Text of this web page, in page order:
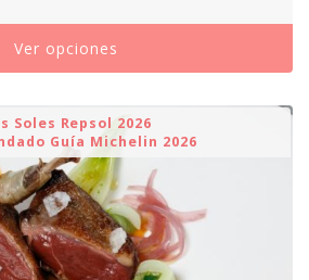
Ver opciones
Soles Repsol 2026
Guía Michelin 2026